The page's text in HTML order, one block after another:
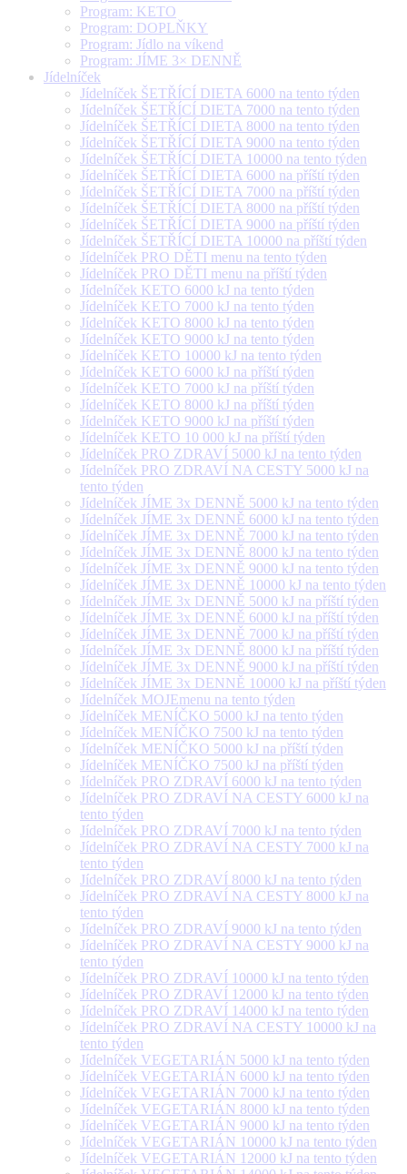
Program: KETO
Program: DOPLŇKY
Program: Jídlo na víkend
Program: JÍME 3× DENNĚ
Jídelníček
Jídelníček ŠETŘÍCÍ DIETA 6000 na tento týden
Jídelníček ŠETŘÍCÍ DIETA 7000 na tento týden
Jídelníček ŠETŘÍCÍ DIETA 8000 na tento týden
Jídelníček ŠETŘÍCÍ DIETA 9000 na tento týden
Jídelníček ŠETŘÍCÍ DIETA 10000 na tento týden
Jídelníček ŠETŘÍCÍ DIETA 6000 na příští týden
Jídelníček ŠETŘÍCÍ DIETA 7000 na příští týden
Jídelníček ŠETŘÍCÍ DIETA 8000 na příští týden
Jídelníček ŠETŘÍCÍ DIETA 9000 na příští týden
Jídelníček ŠETŘÍCÍ DIETA 10000 na příští týden
Jídelníček PRO DĚTI menu na tento týden
Jídelníček PRO DĚTI menu na příští týden
Jídelníček KETO 6000 kJ na tento týden
Jídelníček KETO 7000 kJ na tento týden
Jídelníček KETO 8000 kJ na tento týden
Jídelníček KETO 9000 kJ na tento týden
Jídelníček KETO 10000 kJ na tento týden
Jídelníček KETO 6000 kJ na příští týden
Jídelníček KETO 7000 kJ na příští týden
Jídelníček KETO 8000 kJ na příští týden
Jídelníček KETO 9000 kJ na příští týden
Jídelníček KETO 10 000 kJ na příští týden
Jídelníček PRO ZDRAVÍ 5000 kJ na tento týden
Jídelníček PRO ZDRAVÍ NA CESTY 5000 kJ na
tento týden
Jídelníček JÍME 3x DENNĚ 5000 kJ na tento týden
Jídelníček JÍME 3x DENNĚ 6000 kJ na tento týden
Jídelníček JÍME 3x DENNĚ 7000 kJ na tento týden
Jídelníček JÍME 3x DENNĚ 8000 kJ na tento týden
Jídelníček JÍME 3x DENNĚ 9000 kJ na tento týden
Jídelníček JÍME 3x DENNĚ 10000 kJ na tento týden
Jídelníček JÍME 3x DENNĚ 5000 kJ na příští týden
Jídelníček JÍME 3x DENNĚ 6000 kJ na příští týden
Jídelníček JÍME 3x DENNĚ 7000 kJ na příští týden
Jídelníček JÍME 3x DENNĚ 8000 kJ na příští týden
Jídelníček JÍME 3x DENNĚ 9000 kJ na příští týden
Jídelníček JÍME 3x DENNĚ 10000 kJ na příští týden
Jídelníček MOJEmenu na tento týden
Jídelníček MENÍČKO 5000 kJ na tento týden
Jídelníček MENÍČKO 7500 kJ na tento týden
Jídelníček MENÍČKO 5000 kJ na příští týden
Jídelníček MENÍČKO 7500 kJ na příští týden
Jídelníček PRO ZDRAVÍ 6000 kJ na tento týden
Jídelníček PRO ZDRAVÍ NA CESTY 6000 kJ na
tento týden
Jídelníček PRO ZDRAVÍ 7000 kJ na tento týden
Jídelníček PRO ZDRAVÍ NA CESTY 7000 kJ na
tento týden
Jídelníček PRO ZDRAVÍ 8000 kJ na tento týden
Jídelníček PRO ZDRAVÍ NA CESTY 8000 kJ na
tento týden
Jídelníček PRO ZDRAVÍ 9000 kJ na tento týden
Jídelníček PRO ZDRAVÍ NA CESTY 9000 kJ na
tento týden
Jídelníček PRO ZDRAVÍ 10000 kJ na tento týden
Jídelníček PRO ZDRAVÍ 12000 kJ na tento týden
Jídelníček PRO ZDRAVÍ 14000 kJ na tento týden
Jídelníček PRO ZDRAVÍ NA CESTY 10000 kJ na
tento týden
Jídelníček VEGETARIÁN 5000 kJ na tento týden
Jídelníček VEGETARIÁN 6000 kJ na tento týden
Jídelníček VEGETARIÁN 7000 kJ na tento týden
Jídelníček VEGETARIÁN 8000 kJ na tento týden
Jídelníček VEGETARIÁN 9000 kJ na tento týden
Jídelníček VEGETARIÁN 10000 kJ na tento týden
Jídelníček VEGETARIÁN 12000 kJ na tento týden